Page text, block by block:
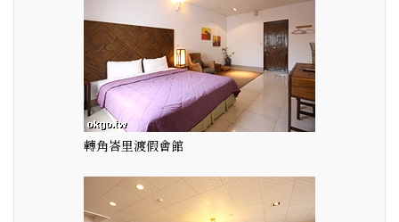
轉角峇里渡假會館